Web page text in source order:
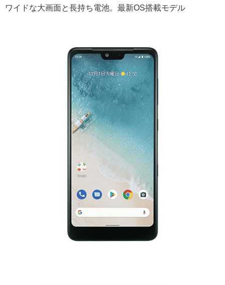
ワイドな大画面と長持ち電池。最新OS搭載モデル